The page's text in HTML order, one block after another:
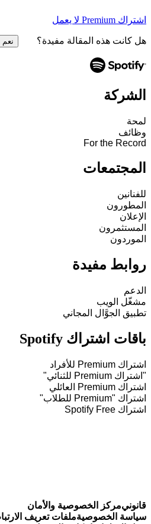
اشتراك Premium لا يعمل
هل كانت هذه المقالة مفيدة؟ نعم
الشركة
لمحة
وظائف
For the Record
المجتمعات
للفنانين
المطورون
الإعلان
المستثمرون
الموردون
روابط مفيدة
الدعم
مشغّل الويب
تطبيق الجوَّال المجاني
باقات اشتراك Spotify
اشتراك Premium للأفراد
"اشتراك Premium للثنائي"
اشتراك Premium العائلي
اشتراك "Premium للطلاب"
اشتراك Spotify Free
قانونيمركز الخصوصية والأمان
سياسة الخصوصيةملفات تعريف